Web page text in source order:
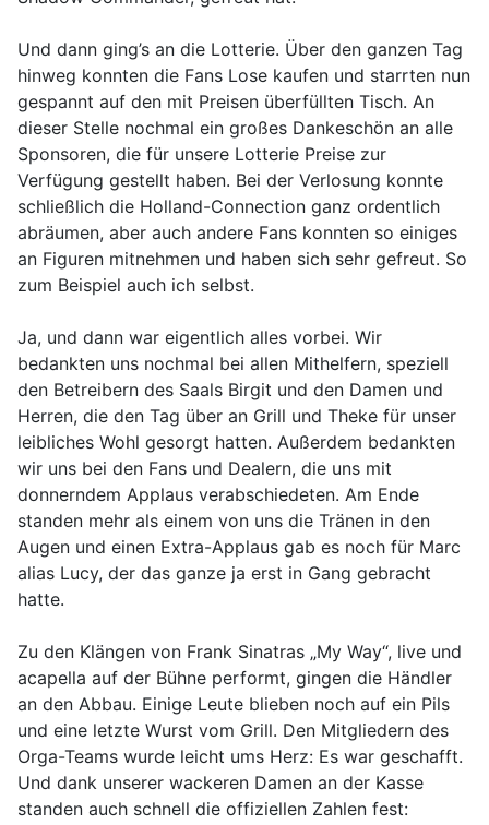
Und dann ging’s an die Lotterie. Über den ganzen Tag
hinweg konnten die Fans Lose kaufen und starrten nun
gespannt auf den mit Preisen überfüllten Tisch. An
dieser Stelle nochmal ein großes Dankeschön an alle
Sponsoren, die für unsere Lotterie Preise zur
Verfügung gestellt haben. Bei der Verlosung konnte
schließlich die Holland-Connection ganz ordentlich
abräumen, aber auch andere Fans konnten so einiges
an Figuren mitnehmen und haben sich sehr gefreut. So
zum Beispiel auch ich selbst.
Ja, und dann war eigentlich alles vorbei. Wir
bedankten uns nochmal bei allen Mithelfern, speziell
den Betreibern des Saals Birgit und den Damen und
Herren, die den Tag über an Grill und Theke für unser
leibliches Wohl gesorgt hatten. Außerdem bedankten
wir uns bei den Fans und Dealern, die uns mit
donnerndem Applaus verabschiedeten. Am Ende
standen mehr als einem von uns die Tränen in den
Augen und einen Extra-Applaus gab es noch für Marc
alias Lucy, der das ganze ja erst in Gang gebracht
hatte.
Zu den Klängen von Frank Sinatras „My Way“, live und
acapella auf der Bühne performt, gingen die Händler
an den Abbau. Einige Leute blieben noch auf ein Pils
und eine letzte Wurst vom Grill. Den Mitgliedern des
Orga-Teams wurde leicht ums Herz: Es war geschafft.
Und dank unserer wackeren Damen an der Kasse
standen auch schnell die offiziellen Zahlen fest: